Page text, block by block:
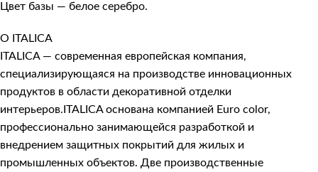
Цвет базы — белое серебро.
О ITALICA
ITALICA — современная европейская компания,
специализирующаяся на производстве инновационных
продуктов в области декоративной отделки
интерьеров.ITALICA основана компанией Euro color,
профессионально занимающейся разработкой и
внедрением защитных покрытий для жилых и
промышленных объектов. Две производственные